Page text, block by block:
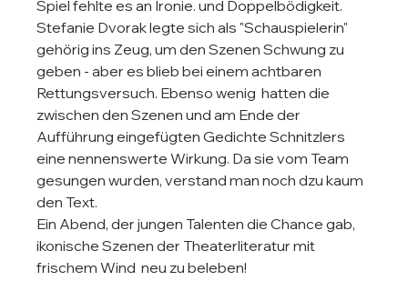
Spiel fehlte es an Ironie. und Doppelbödigkeit.
Stefanie Dvorak legte sich als "Schauspielerin"
gehörig ins Zeug, um den Szenen Schwung zu
geben - aber es blieb bei einem achtbaren
Rettungsversuch. Ebenso wenig  hatten die
zwischen den Szenen und am Ende der
Aufführung eingefügten Gedichte Schnitzlers
eine nennenswerte Wirkung. Da sie vom Team
gesungen wurden, verstand man noch dzu kaum
den Text.
Ein Abend, der jungen Talenten die Chance gab,
ikonische Szenen der Theaterliteratur mit
frischem Wind  neu zu beleben!